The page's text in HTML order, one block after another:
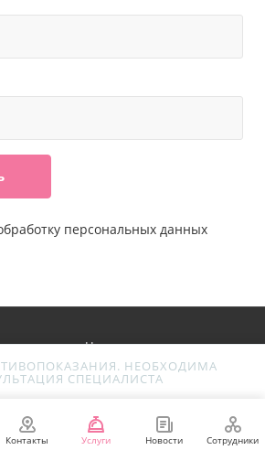
персональных данных
Номосклиник
Центр Эстетической
Медицины
на Марксистской»
НЕОБХОДИМА
СПЕЦИАЛИСТА
Контакты Услуги Новости Сотрудники